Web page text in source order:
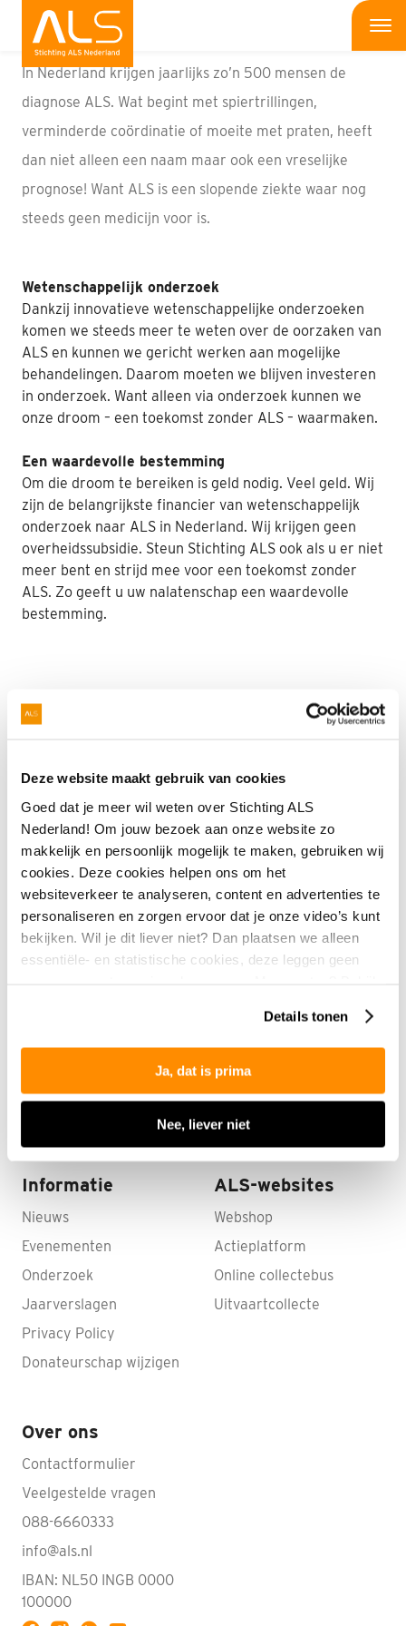
Deze website maakt gebruik van cookies
Goed dat je meer wil weten over Stichting ALS
Nederland! Om jouw bezoek aan onze website zo
makkelijk en persoonlijk mogelijk te maken, gebruiken wij
cookies. Deze cookies helpen ons om het
websiteverkeer te analyseren, content en advertenties te
personaliseren en zorgen ervoor dat je onze video’s kunt
bekijken. Wil je dit liever niet? Dan plaatsen we alleen
essentiële- en statistische cookies, deze leggen geen
Details tonen
Ja, dat is prima
Nee, liever niet
Wat is ALS
Bedrijven
Onderzoek
Patiënten
Nieuws
Interviews
Webshop
Contact
Nalaten
In Nederland krijgen jaarlijks zo’n 500 mensen de
diagnose ALS. Wat begint met spiertrillingen,
verminderde coördinatie of moeite met praten, heeft
dan niet alleen een naam maar ook een vreselijke
prognose! Want ALS is een slopende ziekte waar nog
steeds geen medicijn voor is.
Wetenschappelijk onderzoek
Dankzij innovatieve wetenschappelijke onderzoeken
komen we steeds meer te weten over de oorzaken van
ALS en kunnen we gericht werken aan mogelijke
behandelingen. Daarom moeten we blijven investeren
in onderzoek. Want alleen via onderzoek kunnen we
onze droom – een toekomst zonder ALS – waarmaken.
Een waardevolle bestemming
Om die droom te bereiken is geld nodig. Veel geld. Wij
zijn de belangrijkste financier van wetenschappelijk
onderzoek naar ALS in Nederland. Wij krijgen geen
overheidssubsidie. Steun Stichting ALS ook als u er niet
meer bent en strijd mee voor een toekomst zonder
ALS. Zo geeft u uw nalatenschap een waardevolle
bestemming.
David en Edith
ALS, maar zagen er iets over op
televisie. Dat was behoorlijk pittig.
David en Edith
Informatie
Nieuws
Evenementen
Onderzoek
Jaarverslagen
Privacy Policy
Donateurschap wijzigen
ALS-websites
Webshop
Actieplatform
Online collectebus
Uitvaartcollecte
Over ons
Contactformulier
Veelgestelde vragen
088-6660333
info@als.nl
IBAN: NL50 INGB 0000
100000